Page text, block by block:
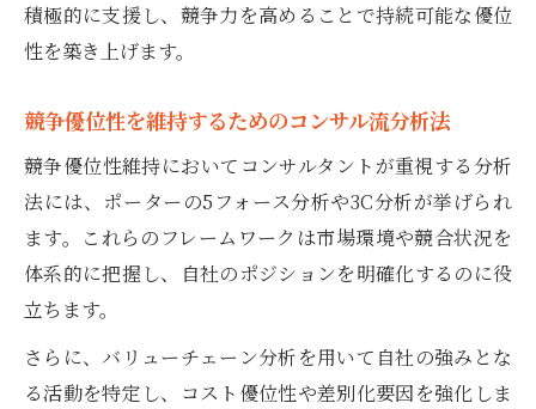
積極的に支援し、競争力を高めることで持続可能な優位
性を築き上げます。
競争優位性を維持するためのコンサル流分析法
競争優位性維持においてコンサルタントが重視する分析
法には、ポーターの5フォース分析や3C分析が挙げられ
ます。これらのフレームワークは市場環境や競合状況を
体系的に把握し、自社のポジションを明確化するのに役
立ちます。
さらに、バリューチェーン分析を用いて自社の強みとな
る活動を特定し、コスト優位性や差別化要因を強化しま